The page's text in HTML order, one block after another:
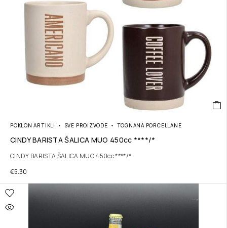
POKLON ARTIKLI SVE PROIZVODE TOGNANA PORCELLANE
CINDY BARISTA ŠALICA MUG 450cc ****/*
CINDY BARISTA ŠALICA MUG 450cc ****/*
€5.30